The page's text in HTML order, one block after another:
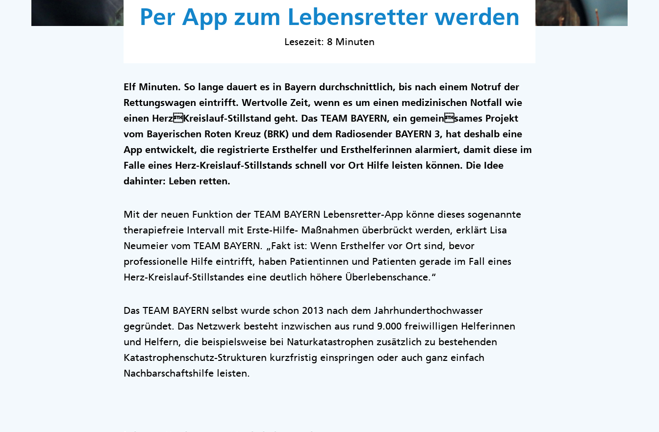
Per App zum Lebensretter werden
Lesezeit: 8 Minuten
Elf Minuten. So lange dauert es in Bayern durchschnittlich, bis nach einem Notruf der
Rettungswagen eintrifft. Wertvolle Zeit, wenn es um einen medizinischen Notfall wie
einen HerzKreislauf-Stillstand geht. Das TEAM BAYERN, ein gemeinsames Projekt
vom Bayerischen Roten Kreuz (BRK) und dem Radiosender BAYERN 3, hat deshalb eine
App entwickelt, die registrierte Ersthelfer und Ersthelferinnen alarmiert, damit diese im
Falle eines Herz-Kreislauf-Stillstands schnell vor Ort Hilfe leisten können. Die Idee
dahinter: Leben retten.
Mit der neuen Funktion der TEAM BAYERN Lebensretter-App könne dieses sogenannte
therapiefreie Intervall mit Erste-Hilfe- Maßnahmen überbrückt werden, erklärt Lisa
Neumeier vom TEAM BAYERN. „Fakt ist: Wenn Ersthelfer vor Ort sind, bevor
professionelle Hilfe eintrifft, haben Patientinnen und Patienten gerade im Fall eines
Herz-Kreislauf-Stillstandes eine deutlich höhere Überlebenschance.“
Das TEAM BAYERN selbst wurde schon 2013 nach dem Jahrhunderthochwasser
gegründet. Das Netzwerk besteht inzwischen aus rund 9.000 freiwilligen Helferinnen
und Helfern, die beispielsweise bei Naturkatastrophen zusätzlich zu bestehenden
Katastrophenschutz-Strukturen kurzfristig einspringen oder auch ganz einfach
Nachbarschaftshilfe leisten.